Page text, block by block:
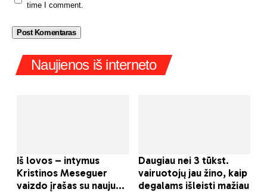
time I comment.
Naujienos iš interneto